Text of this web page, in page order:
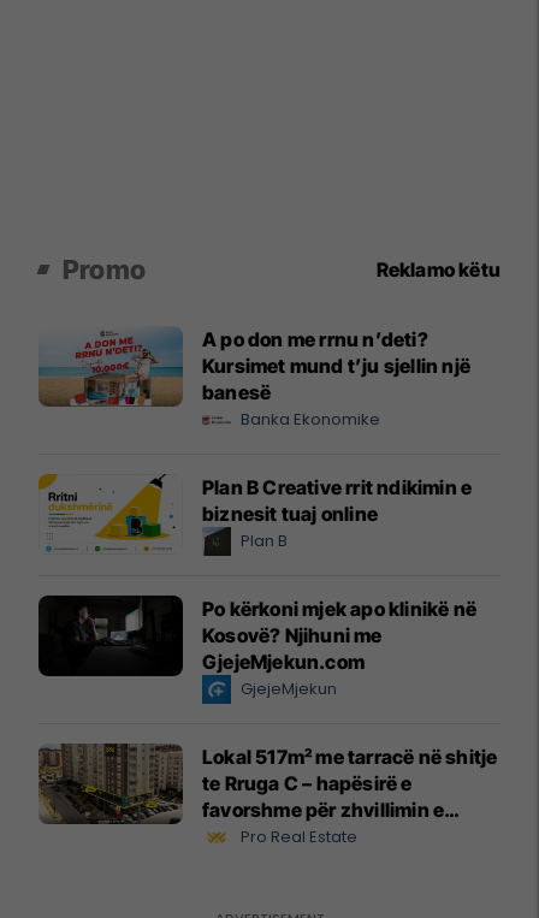
Promo Reklamo këtu
A po don me rrnu n’deti?
Kursimet mund t’ju sjellin një
banesë
Banka Ekonomike
Plan B Creative rrit ndikimin e
biznesit tuaj online
Plan B
Po kërkoni mjek apo klinikë në
Kosovë? Njihuni me
GjejeMjekun.com
GjejeMjekun
Lokal 517m² me tarracë në shitje
te Rruga C – hapësirë e
favorshme për zhvillimin e
biznesit #15796
Pro Real Estate